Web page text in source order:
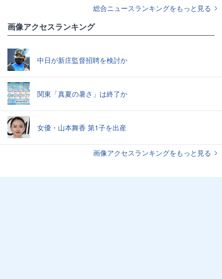
総合ニュースランキングをもっと見る
画像アクセスランキング
中日が新庄監督招聘を検討か
関東「真夏の暑さ」は終了か
女優・山本舞香 第1子を出産
画像アクセスランキングをもっと見る